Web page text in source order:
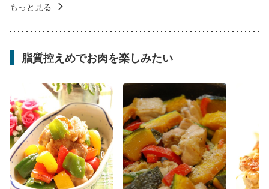
もっと見る
脂質控えめでお肉を楽しみたい